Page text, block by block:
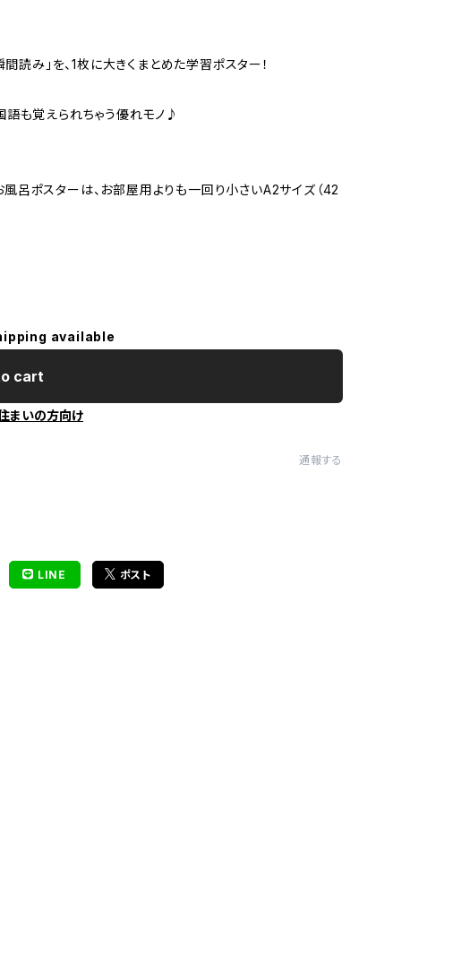
読み」を、1枚に大きくまとめた学習ポスター！
国語も覚えられちゃう優れモノ♪
呂ポスターは、お部屋用よりも一回り小さいA2サイズ（42
available
cart
まいの方向け
通報する
LINE ポスト